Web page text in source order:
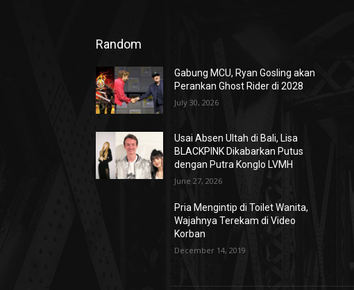
Random
Gabung MCU, Ryan Gosling akan
Perankan Ghost Rider di 2028
July 30, 2026
Usai Absen Ultah di Bali, Lisa
BLACKPINK Dikabarkan Putus
dengan Putra Konglo LVMH
June 27, 2026
Pria Mengintip di Toilet Wanita,
Wajahnya Terekam di Video
Korban
December 14, 2019